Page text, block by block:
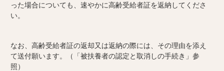
った場合についても、速やかに高齢受給者証を返納してくださ
い。
なお、高齢受給者証の返却又は返納の際には、その理由を添え
て送付願います。（「被扶養者の認定と取消しの手続き」参
照）